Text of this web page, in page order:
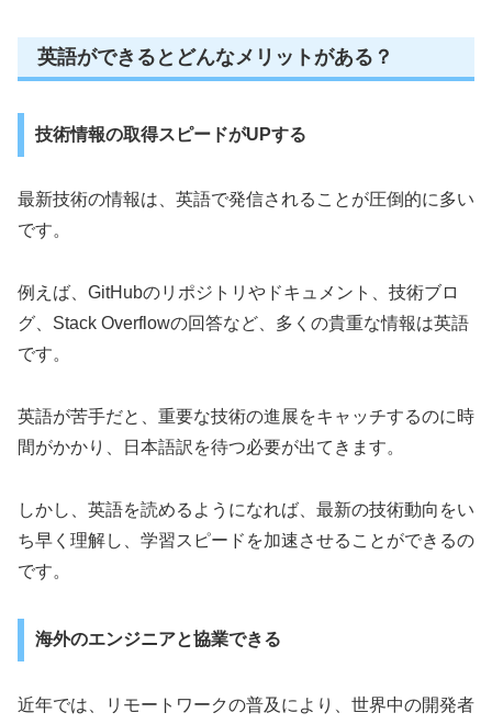
英語ができるとどんなメリットがある？
技術情報の取得スピードがUPする
最新技術の情報は、英語で発信されることが圧倒的に多い
です。
例えば、GitHubのリポジトリやドキュメント、技術ブロ
グ、Stack Overflowの回答など、多くの貴重な情報は英語
です。
英語が苦手だと、重要な技術の進展をキャッチするのに時
間がかかり、日本語訳を待つ必要が出てきます。
しかし、英語を読めるようになれば、最新の技術動向をい
ち早く理解し、学習スピードを加速させることができるの
です。
海外のエンジニアと協業できる
近年では、リモートワークの普及により、世界中の開発者